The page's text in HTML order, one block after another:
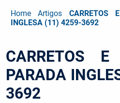
Home Artigos
CARRETOS
INGLESA (11) 4259-3692
CARRETOS E
PARADA
3692